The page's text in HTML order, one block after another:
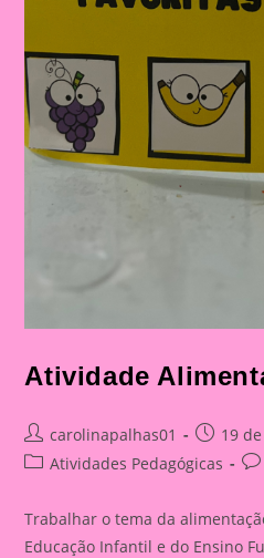
Atividade
Post
author:
carolinapalhas01
Post19
PostAtividades Pedagógicas
Trabalhar o tema da
Educação Infantil e do Ensino